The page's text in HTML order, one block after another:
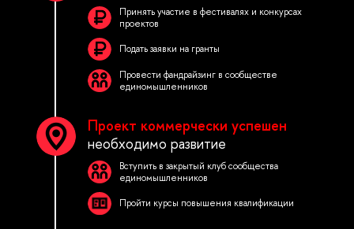
Принять участие в фестивалях и конкурсах
проектов
Подать заявки на гранты
Провести фандрайзинг в сообществе
единомышленников
Проект коммерчески успешен
необходимо развитие
Вступить в закрытый клуб сообщества
единомышленников
Пройти курсы повышения квалификации